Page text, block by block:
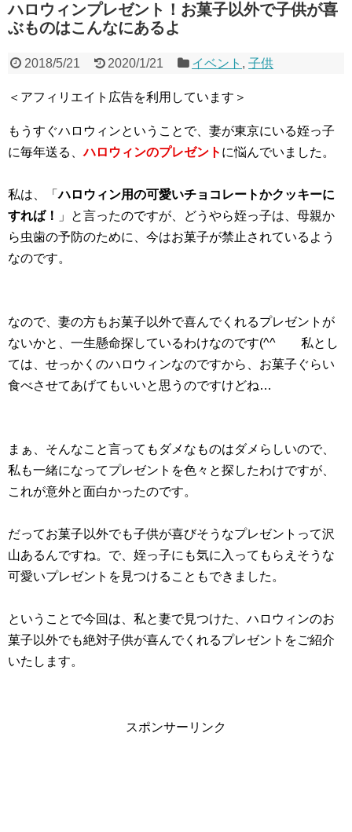
ハロウィンプレゼント！お菓子以外で子供が喜
ぶものはこんなにあるよ
2018/5/21 2020/1/21 イベント ,子供
＜アフィリエイト広告を利用しています＞
もうすぐハロウィンということで、妻が東京にいる姪っ子
に毎年送る、ハロウィンのプレゼント に悩んでいました。
私は、「ハロウィン用の可愛いチョコレートかクッキーに
すれば！
」と言ったのですが、どうやら姪っ子は、母親か
ら虫歯の予防のために、今はお菓子が禁止されているよう
なのです。
なので、妻の方もお菓子以外で喜んでくれるプレゼントが
ないかと、一生懸命探しているわけなのです(^^ゞ 私とし
ては、せっかくのハロウィンなのですから、お菓子ぐらい
食べさせてあげてもいいと思うのですけどね…
まぁ、そんなこと言ってもダメなものはダメらしいので、
私も一緒になってプレゼントを色々と探したわけですが、
これが意外と面白かったのです。
だってお菓子以外でも子供が喜びそうなプレゼントって沢
山あるんですね。で、姪っ子にも気に入ってもらえそうな
可愛いプレゼントを見つけることもできました。
ということで今回は、私と妻で見つけた、ハロウィンのお
菓子以外でも絶対子供が喜んでくれるプレゼントをご紹介
いたします。
スポンサーリンク